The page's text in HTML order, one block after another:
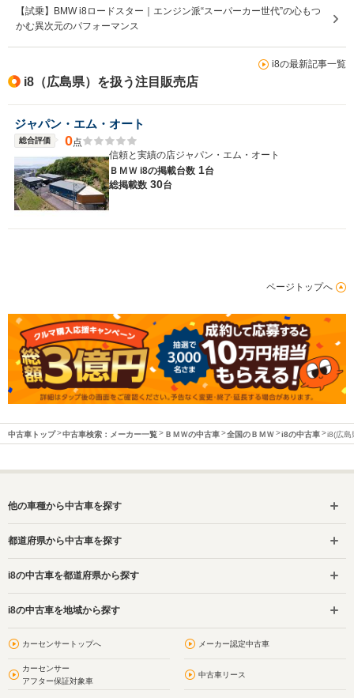
【試乗】BMW i8ロードスター｜エンジン派“スーパーカー世代”の心もつ
かむ異次元のパフォーマンス
i8の最新記事一覧
i8（広島県）を扱う注目販売店
ジャパン・エム・オート
総合評価 0点
信頼と実績の店ジャパン・エム・オート
ＢＭＷ i8の掲載台数 1台
総掲載数 30台
ページトップへ
中古車トップ 中古車検索：メーカー一覧 ＢＭＷの中古車 全国のＢＭＷ i8の中古車 i8(広島
他の車種から中古車を探す
都道府県から中古車を探す
i8の中古車を都道府県から探す
i8の中古車を地域から探す
カーセンサートップへ メーカー認定中古車
カーセンサー
アフター保証対象車
中古車リース